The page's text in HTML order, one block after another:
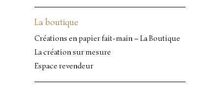
La boutique
Créations en papier fait-main – La Boutique
La création sur mesure
Espace revendeur